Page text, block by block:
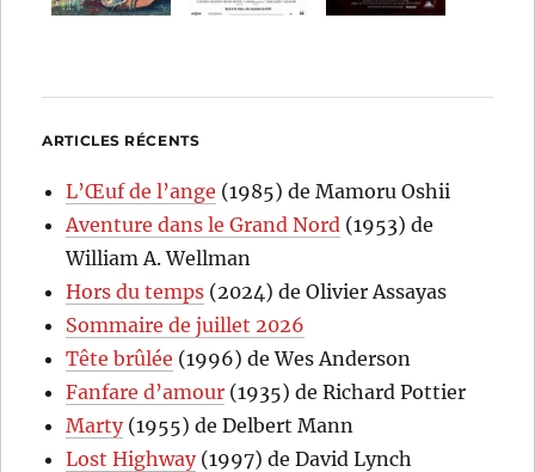
ARTICLES RÉCENTS
L’Œuf de l’ange (1985) de Mamoru Oshii
Aventure dans le Grand Nord (1953) de
William A. Wellman
Hors du temps (2024) de Olivier Assayas
Sommaire de juillet 2026
Tête brûlée (1996) de Wes Anderson
Fanfare d’amour (1935) de Richard Pottier
Marty(1955) de Delbert Mann
Lost Highway(1997) de David Lynch